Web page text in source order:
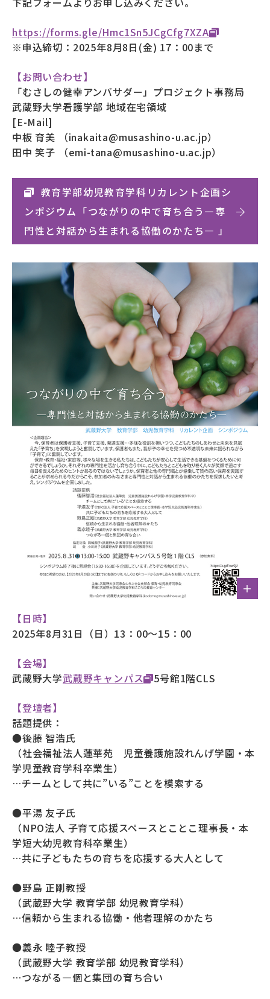
https://forms.gle/Hmc1Sn5JCgCfg7XZA
※申込締切：2025年8月8日(金) 17：00まで
【お問い合わせ】
「むさしの健幸アンバサダー」プロジェクト事務局
武蔵野大学看護学部 地域在宅領域
[E-Mail]
中板 育美 （inakaita@musashino-u.ac.jp）
田中 笑子 （emi-tana@musashino-u.ac.jp）
教育学部幼児教育学科リカレント企画シ
ンポジウム「つながりの中で育ち合う―専
門性と対話から生まれる協働のかたち― 」
【日時】
2025年8月31日（日）13：00～15：00
【会場】
武蔵野大学武蔵野キャンパス 5号館1階CLS
【登壇者】
話題提供：
●後藤 智浩氏
（社会福祉法人蓮華苑 児童養護施設れんげ学園・本
学児童教育学科卒業生）
…チームとして共に”いる”ことを模索する
●平湯 友子氏
（NPO法人 子育て応援スペースとことこ理事長・本
学短大幼児教育科卒業生）
…共に子どもたちの育ちを応援する大人として
●野島 正剛教授
（武蔵野大学 教育学部 幼児教育学科）
…信頼から生まれる協働・他者理解のかたち
●義永 睦子教授
（武蔵野大学 教育学部 幼児教育学科）
…つながる―個と集団の育ち合い